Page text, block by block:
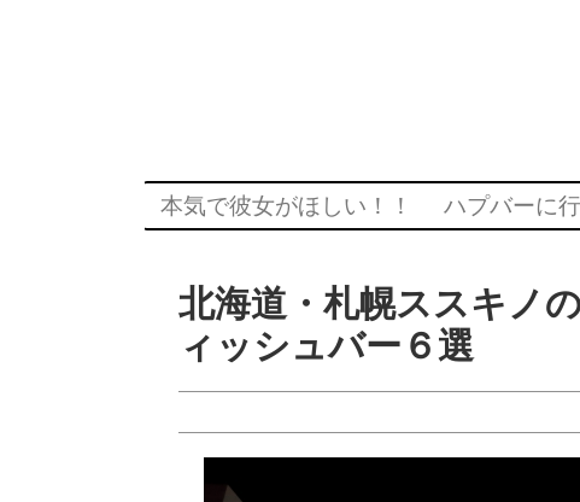
本気で彼女がほしい！！ ハプバーに
北海道・札幌ススキノ
ィッシュバー６選